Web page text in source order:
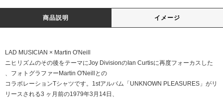
商品説明 イメージ
LAD MUSICIAN × Martin O'Neill
ニヒリズムのその後をテーマにJoy DivisionのIan Curtisに再度フォーカスした
、フォトグラファーMartin O'Neillとの
コラボレーションTシャツです。1stアルバム「UNKNOWN PLEASURES」がリ
リースされる3 ヶ月前の1979年3月14日、